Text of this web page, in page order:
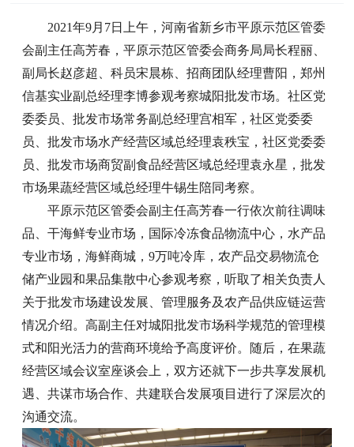
2021年9月7日上午，河南省新乡市平原示范区管委
会副主任高芳春 ，平原示范区管委会商务局局长程丽、
副局长赵彦超、科员宋晨栋、招商团队经理曹阳，郑州
信基实业副总经理李博参观考察城阳批发市场。社区党
委委员、批发市场常务副总经理宫相军，社区党委委
员、批发市场水产经营区域总经理袁秩宝，社区党委委
员、批发市场商贸副食品经营区域总经理袁永星，批发
市场果蔬经营区域总经理牛锡生陪同考察。
平原示范区管委会副主任高芳春一行依次前往调味
品、干海鲜专业市场，国际冷冻食品物流中心，水产品
专业市场，海鲜商城，9万吨冷库，农产品交易物流仓
储产业园和果品集散中心参观考察，听取了相关负责人
关于批发市场建设发展、管理服务及农产品供应链运营
情况介绍。高副主任对城阳批发市场科学规范的管理模
式和阳光活力的营商环境给予高度评价。随后，在果蔬
经营区域会议室座谈会上，双方还就下一步共享发展机
遇、共谋市场合作、共建联合发展项目进行了深层次的
沟通交流。